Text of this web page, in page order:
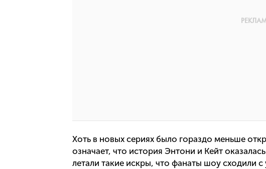
Хоть в новых сериях было гораздо меньше
означает, что история Энтони и Кейт
летали такие искры, что фанаты шоу сходили